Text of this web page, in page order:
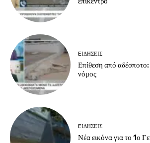
EΙΔΗΣΕΙΣ
Επίθεση από αδέσποτο:
νόμος
EΙΔΗΣΕΙΣ
Νέα εικόνα για το 1ο